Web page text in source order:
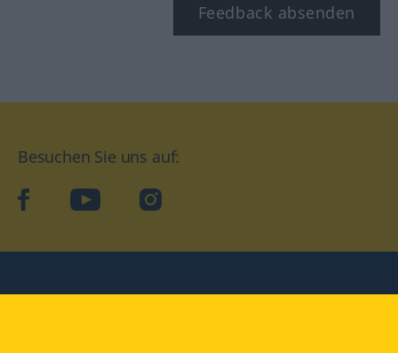
Feedback absenden
Besuchen Sie uns auf:
facebook YouTube Instagram